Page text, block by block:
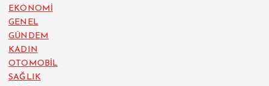
EKONOMİ
GENEL
GÜNDEM
KADIN
OTOMOBİL
SAĞLIK